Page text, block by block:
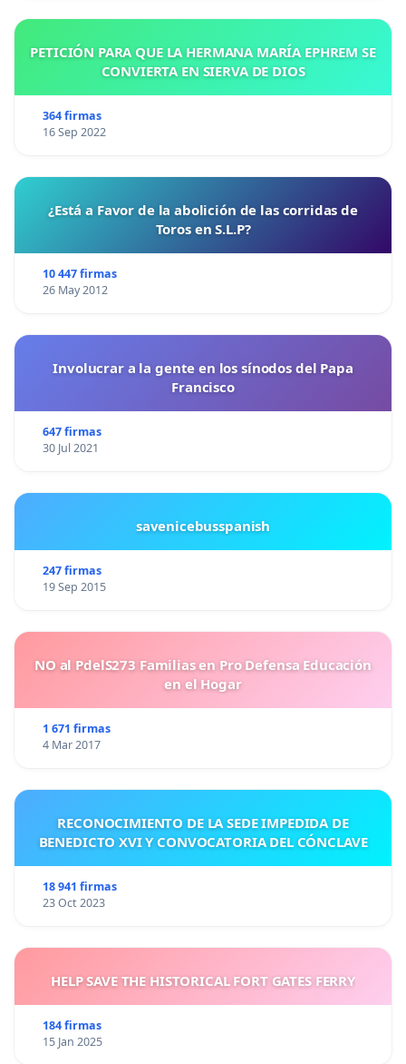
PETICIÓN PARA QUE LA HERMANA MARÍA EPHREM SE
CONVIERTA EN SIERVA DE DIOS
364 firmas
16 Sep 2022
¿Está a Favor de la abolición de las corridas de
Toros en S.L.P?
10 447 firmas
26 May 2012
Involucrar a la gente en los sínodos del Papa
Francisco
647 firmas
30 Jul 2021
savenicebusspanish
247 firmas
19 Sep 2015
NO al PdelS273 Familias en Pro Defensa Educación
en el Hogar
1 671 firmas
4 Mar 2017
RECONOCIMIENTO DE LA SEDE IMPEDIDA DE
BENEDICTO XVI Y CONVOCATORIA DEL CÓNCLAVE
18 941 firmas
23 Oct 2023
HELP SAVE THE HISTORICAL FORT GATES FERRY
184 firmas
15 Jan 2025